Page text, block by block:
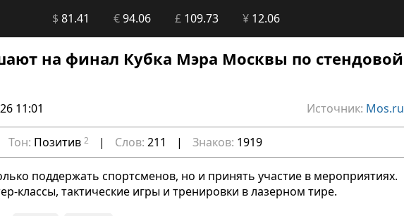
$81.41 €94.06 £109.73 ¥12.06
на финал Кубка Мэра Москвы по стендовой
11:01 Источник: Mos.ru
Тон: Позитив2 | Слов: 211 | Знаков: 1919
поддержать спортсменов, но и принять участие в мероприятиях.
классы, тактические игры и тренировки в лазерном тире.